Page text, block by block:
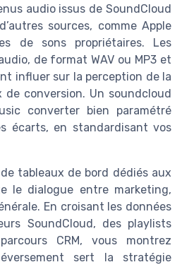
audio issus de SoundCloud
sources, comme Apple
de sons propriétaires. Les
de format WAV ou MP3 et
influer sur la perception de la
conversion. Un soundcloud
converter bien paramétré
écarts, en standardisant vos
tableaux de bord dédiés aux
le dialogue entre marketing,
En croisant les données
SoundCloud, des playlists
CRM, vous montrez
sert la stratégie